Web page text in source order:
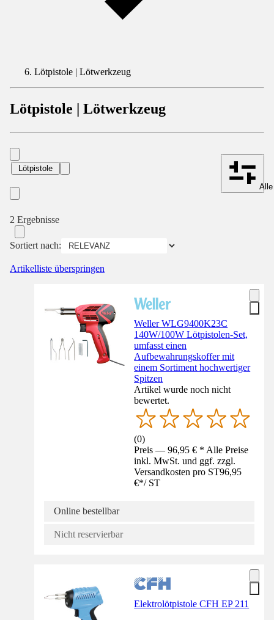
Lötpistole | Lötwerkzeug
Lötpistole | Lötwerkzeug
Lötpistole
2 Ergebnisse
Sortiert nach:
Artikelliste überspringen
Weller WLG9400K23C
140W/100W Lötpistolen-Set,
umfasst einen
Aufbewahrungskoffer mit
einem Sortiment hochwertiger
Spitzen
Artikel wurde noch nicht
bewertet.
(0)
Preis — 96,95 € * Alle Preise
inkl. MwSt. und ggf. zzgl.
Versandkosten pro ST96,95
€*/ ST
Online bestellbar
Nicht reservierbar
Elektrolötpistole CFH EP 211